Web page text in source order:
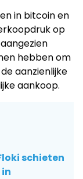
in bitcoin en
op
hebben om
aanzienlijke
aankoop.
schieten